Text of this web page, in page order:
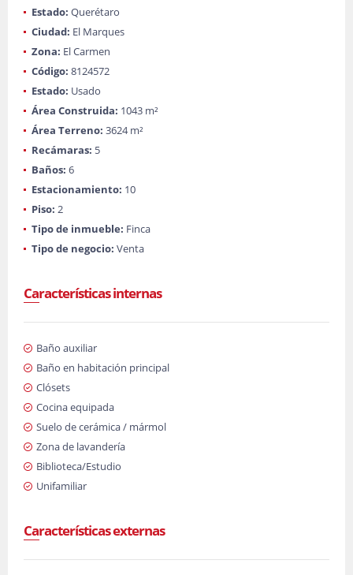
Estado: Querétaro
Ciudad: El Marques
Zona: El Carmen
Código: 8124572
Estado: Usado
Área Construida: 1043 m²
Área Terreno: 3624 m²
Recámaras: 5
Baños: 6
Estacionamiento: 10
Piso: 2
Tipo de inmueble: Finca
Tipo de negocio: Venta
Características internas
Baño auxiliar
Baño en habitación principal
Clósets
Cocina equipada
Suelo de cerámica / mármol
Zona de lavandería
Biblioteca/Estudio
Unifamiliar
Características externas